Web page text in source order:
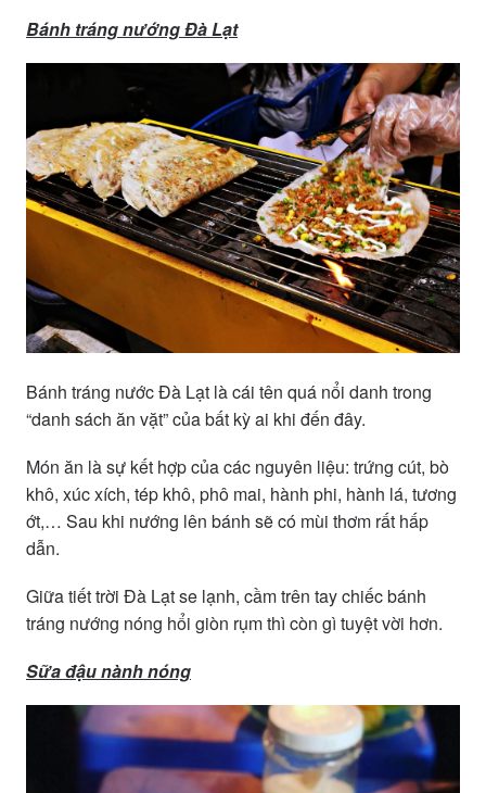
Bánh tráng nướng Đà Lạt
Bánh tráng nước Đà Lạt là cái tên quá nổi danh trong
“danh sách ăn vặt” của bất kỳ ai khi đến đây.
Món ăn là sự kết hợp của các nguyên liệu: trứng cút, bò
khô, xúc xích, tép khô, phô mai, hành phi, hành lá, tương
ớt,… Sau khi nướng lên bánh sẽ có mùi thơm rất hấp
dẫn.
Giữa tiết trời Đà Lạt se lạnh, cầm trên tay chiếc bánh
tráng nướng nóng hổi giòn rụm thì còn gì tuyệt vời hơn.
Sữa đậu nành nóng